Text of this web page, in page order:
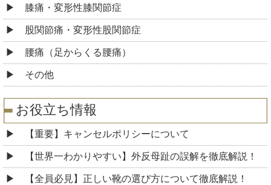
膝痛・変形性膝関節症
股関節痛・変形性股関節症
腰痛（足からくる腰痛）
その他
お役立ち情報
【重要】キャンセルポリシーについて
【世界一わかりやすい】外反母趾の誤解を徹底解説！
【全員必見】正しい靴の選び方について徹底解説！